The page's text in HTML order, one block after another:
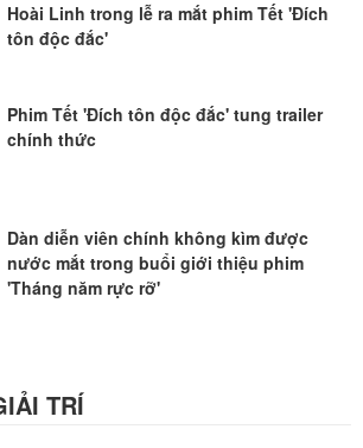
Hoài Linh trong lễ ra mắt phim Tết 'Đích
tôn độc đắc'
Phim Tết 'Đích tôn độc đắc' tung trailer
chính thức
Dàn diễn viên chính không kìm được
nước mắt trong buổi giới thiệu phim
'Tháng năm rực rỡ'
TRÍ